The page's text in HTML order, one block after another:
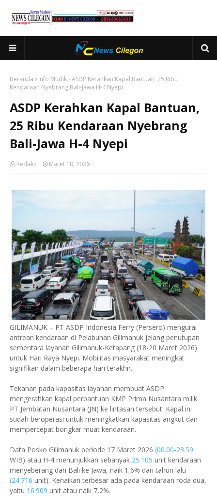
Beranda Info Mudik ASDP Kerahkan Kapal Bantuan, 25 Ribu
Kendaraan Nyebrang Bali-Jawa H-4 Nyepi
ASDP Kerahkan Kapal Bantuan,
25 Ribu Kendaraan Nyebrang
Bali-Jawa H-4 Nyepi
Redaksi Maret 18, 2026
GILIMANUK – PT ASDP Indonesia Ferry (Persero) mengurai
antrean kendaraan di Pelabuhan Gilimanuk jelang penutupan
sementara layanan Gilimanuk-Ketapang (18-20 Maret 2026)
untuk Hari Raya Nyepi. Mobilitas masyarakat meningkat
signifikan dalam beberapa hari terakhir.
Tekanan pada kapasitas layanan membuat ASDP
mengerahkan kapal perbantuan KMP Prima Nusantara milik
PT Jembatan Nusantara (JN) ke lintasan tersebut. Kapal ini
sudah beroperasi untuk meningkatkan kapasitas angkut dan
mempercepat bongkar muat kendaraan.
Data Posko Gilimanuk periode 17 Maret 2026 (00.00-23.59
WIB) atau H-4 menunjukkan sebanyak 25.105 unit kendaraan
menyeberang dari Bali ke Jawa, naik 1,6% dari tahun lalu
(24.716 unit). Kenaikan terbesar ada pada kendaraan roda dua,
yaitu 16.909 unit atau naik 7,2%.